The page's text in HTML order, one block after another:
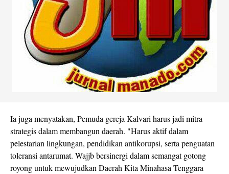
Ia juga menyatakan, Pemuda gereja Kalvari harus jadi mitra
strategis dalam membangun daerah. "Harus aktif dalam
pelestarian lingkungan, pendidikan antikorupsi, serta penguatan
toleransi antarumat. Wajjb bersinergi dalam semangat gotong
royong untuk mewujudkan Daerah Kita Minahasa Tenggara